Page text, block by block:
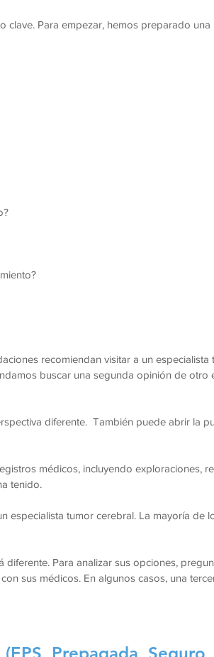
Para empezar, hemos preparado
recomiendan visitar a un especialista
buscar una segunda opinión de otro
diferente. También puede abrir la
médicos, incluyendo exploraciones,
tenido.
especialista tumor cerebral. La mayoría de
Para analizar sus opciones,
sus médicos. En algunos casos, una